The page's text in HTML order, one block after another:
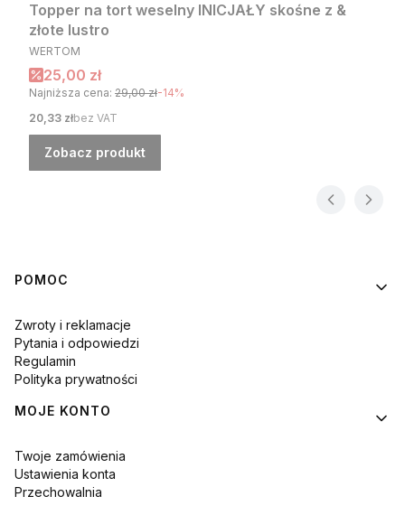
Topper na tort weselny INICJAŁY skośne z &
złote lustro
PRODUCENT
WERTOM
Cena promocyjna
25,00 zł
Najniższa cena: 29,00 zł-14%
Cena
20,33 złbez VAT
Zobacz produkt
Linki w stopce
POMOC
Zwroty i reklamacje
Pytania i odpowiedzi
Regulamin
Polityka prywatności
MOJE KONTO
Twoje zamówienia
Ustawienia konta
Przechowalnia